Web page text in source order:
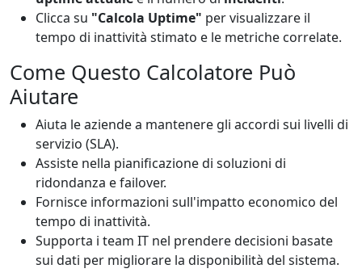
Clicca su "Calcola Uptime" per visualizzare il
tempo di inattività stimato e le metriche correlate.
Come Questo Calcolatore Può
Aiutare
Aiuta le aziende a mantenere gli accordi sui livelli di
servizio (SLA).
Assiste nella pianificazione di soluzioni di
ridondanza e failover.
Fornisce informazioni sull'impatto economico del
tempo di inattività.
Supporta i team IT nel prendere decisioni basate
sui dati per migliorare la disponibilità del sistema.